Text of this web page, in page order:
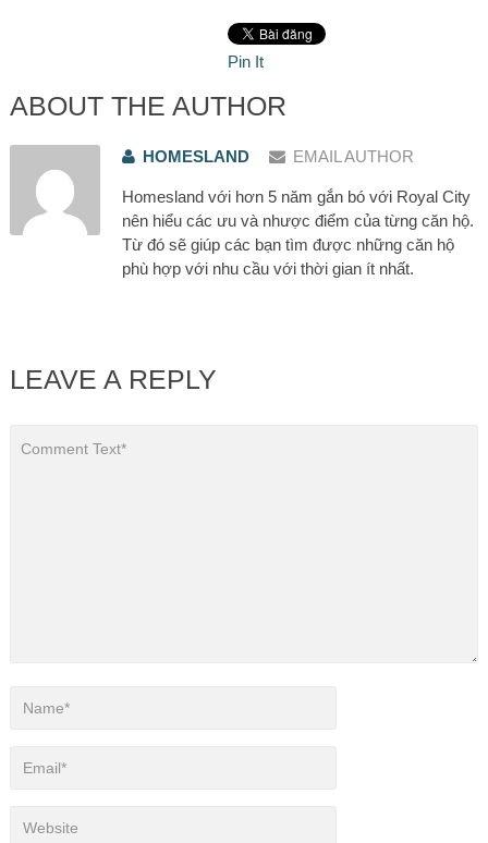
Pin It
ABOUT THE AUTHOR
HOMESLAND EMAIL AUTHOR
Homesland với hơn 5 năm gắn bó với Royal City
nên hiểu các ưu và nhược điểm của từng căn hộ.
Từ đó sẽ giúp các bạn tìm được những căn hộ
phù hợp với nhu cầu với thời gian ít nhất.
LEAVE A REPLY